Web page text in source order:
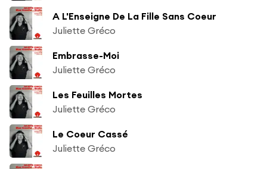
A L'Enseigne De La Fille Sans Coeur
Juliette Gréco
Embrasse-Moi
Juliette Gréco
Les Feuilles Mortes
Juliette Gréco
Le Coeur Cassé
Juliette Gréco